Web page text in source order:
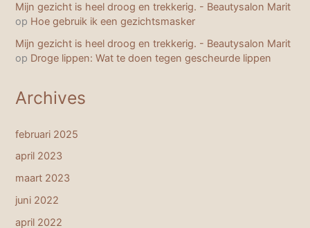
Mijn gezicht is heel droog en trekkerig. - Beautysalon Marit
op Hoe gebruik ik een gezichtsmasker
Mijn gezicht is heel droog en trekkerig. - Beautysalon Marit
op Droge lippen: Wat te doen tegen gescheurde lippen
Archives
februari 2025
april 2023
maart 2023
juni 2022
april 2022